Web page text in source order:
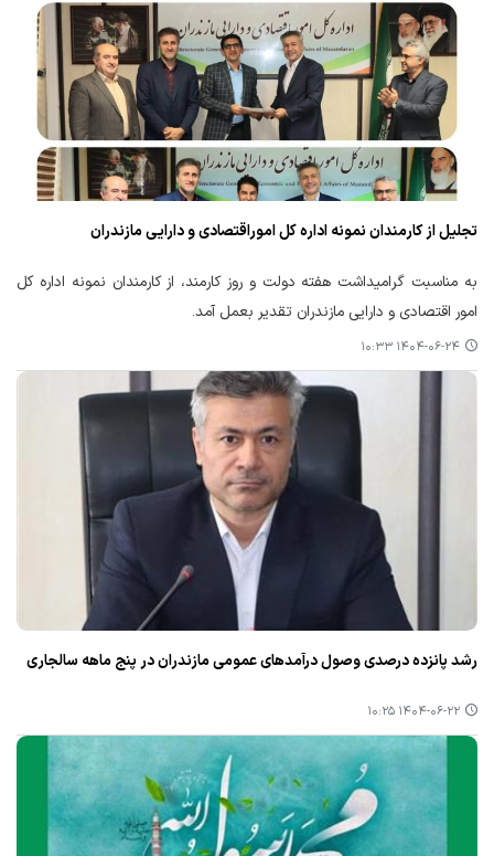
تجلیل از کارمندان نمونه اداره کل اموراقتصادی و دارایی مازندران
به مناسبت گرامیداشت هفته دولت و روز کارمند، از کارمندان نمونه اداره کل
امور اقتصادی و دارایی مازندران تقدیر بعمل آمد.
۱۴۰۴-۰۶-۲۴ ۱۰:۳۳
رشد پانزده درصدی وصول درآمدهای عمومی مازندران در پنج ماهه سالجاری
۱۴۰۴-۰۶-۲۲ ۱۰:۲۵